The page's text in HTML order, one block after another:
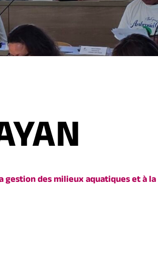
gestion des milieux aquatiques et à